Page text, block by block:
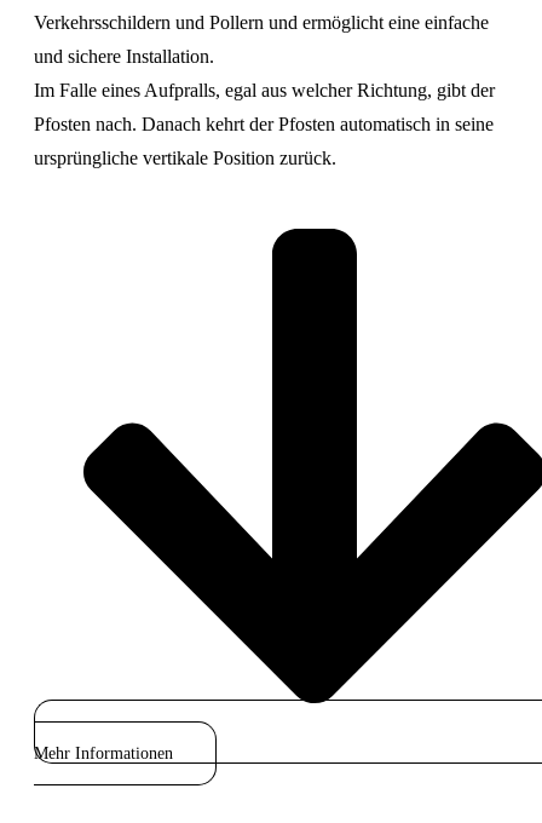
Verkehrsschildern und Pollern und ermöglicht eine einfache
und sichere Installation.
Im Falle eines Aufpralls, egal aus welcher Richtung, gibt der
Pfosten nach. Danach kehrt der Pfosten automatisch in seine
ursprüngliche vertikale Position zurück.
Mehr Informationen